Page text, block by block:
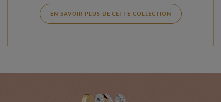
EN SAVOIR PLUS DE CETTE COLLECTION